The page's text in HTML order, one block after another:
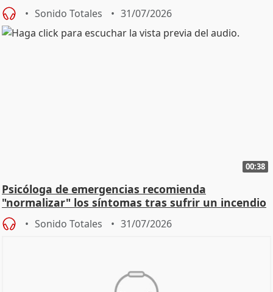
Sonido Totales 31/07/2026
00:38
Psicóloga de emergencias recomienda
"normalizar" los síntomas tras sufrir un incendio
Sonido Totales 31/07/2026